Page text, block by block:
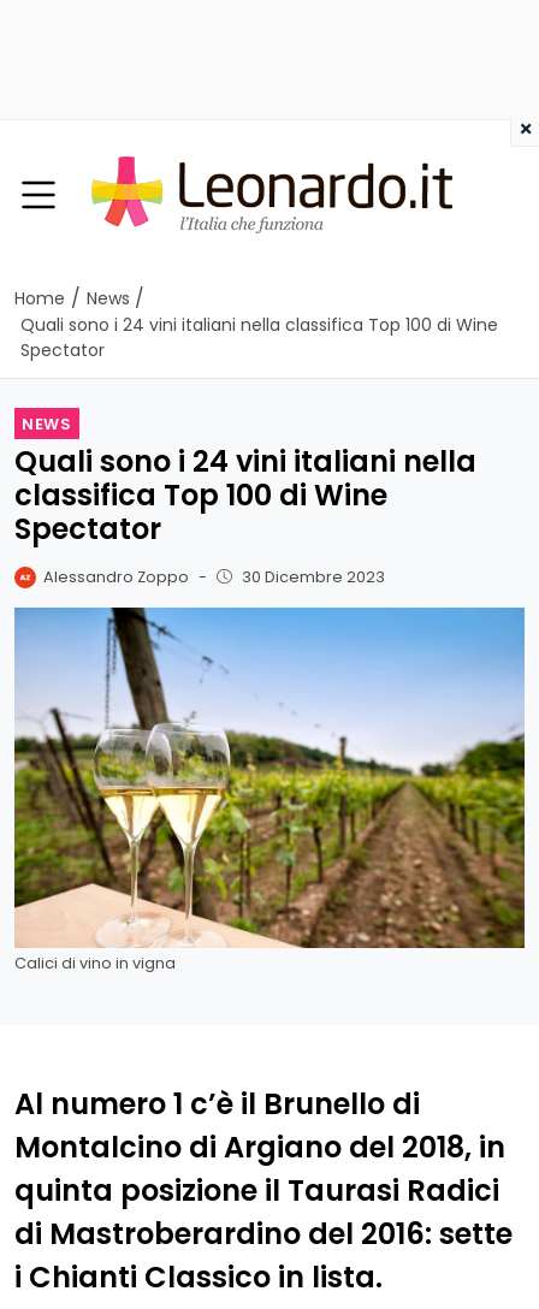
Home / News /
Quali sono i 24 vini italiani nella classifica Top 100 di Wine
Spectator
NEWS
Quali sono i 24 vini italiani nella
classifica Top 100 di Wine
Spectator
Alessandro Zoppo - 30 Dicembre 2023
Calici di vino in vigna
Al numero 1 c’è il Brunello di
Montalcino di Argiano del 2018, in
quinta posizione il Taurasi Radici
di Mastroberardino del 2016: sette
i Chianti Classico in lista.
×